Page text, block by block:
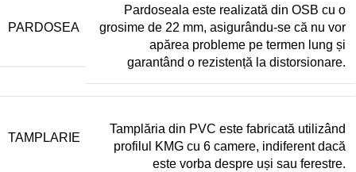
PARDOSEA
Pardoseala este realizată din OSB cu o
grosime de 22 mm, asigurându-se că nu vor
apărea probleme pe termen lung și
garantând o rezistență la distorsionare.
TAMPLARIE
Tamplăria din PVC este fabricată utilizând
profilul KMG cu 6 camere, indiferent dacă
este vorba despre uși sau ferestre.